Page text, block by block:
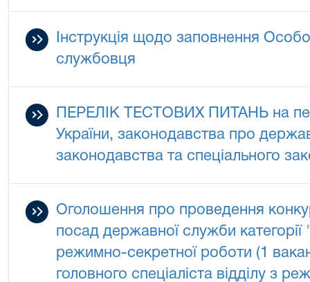
Інструкція щодо заповнення
службовця
ПЕРЕЛІК ТЕСТОВИХ ПИТАНЬ на
України, законодавства про
законодавства та спеціального
Оголошення про проведення
посад державної служби категорії
режимно-секретної роботи (1
головного спеціаліста відділу з